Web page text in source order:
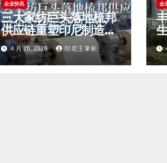
企业快讯
三大家纺巨头落地梳邦
供应链重塑印尼制造中
心4 月 26, 2026 印尼王掌柜
企